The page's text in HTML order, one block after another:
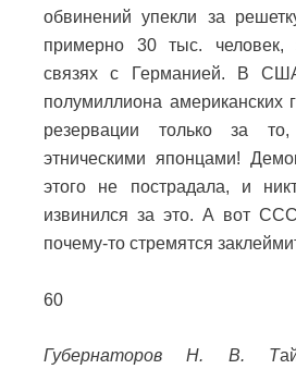
обвинений упекли за
примерно 30 тыс. человек,
связях с Германией. В
полумиллиона американских
резервации только за
этническими японцами!
этого не пострадала, и
извинился за это. А вот
почему-то стремятся
60
Губернаторов Н. В. Т